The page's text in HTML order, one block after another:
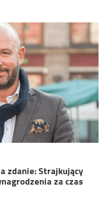
zdanie: Strajkujący
za czas